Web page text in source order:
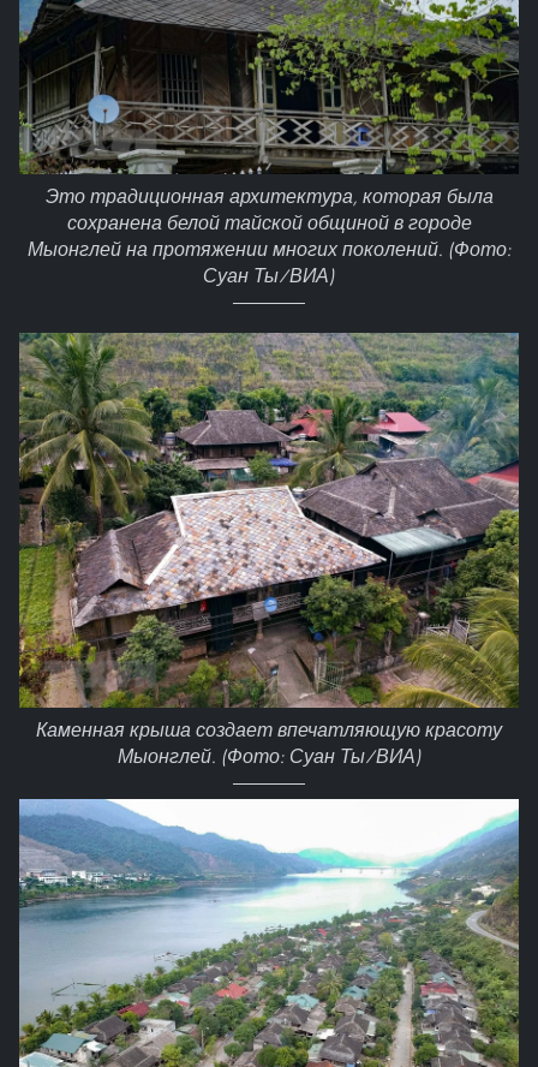
Это традиционная архитектура, которая была
сохранена белой тайской общиной в городе
Мыонглей на протяжении многих поколений. (Фото:
Суан Ты/ВИА)
Каменная крыша создает впечатляющую красоту
Мыонглей. (Фото: Суан Ты/ВИА)